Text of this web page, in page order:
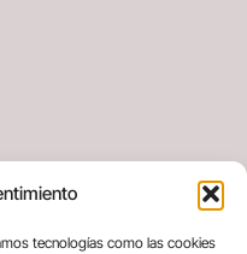
tecnologías como las cookies